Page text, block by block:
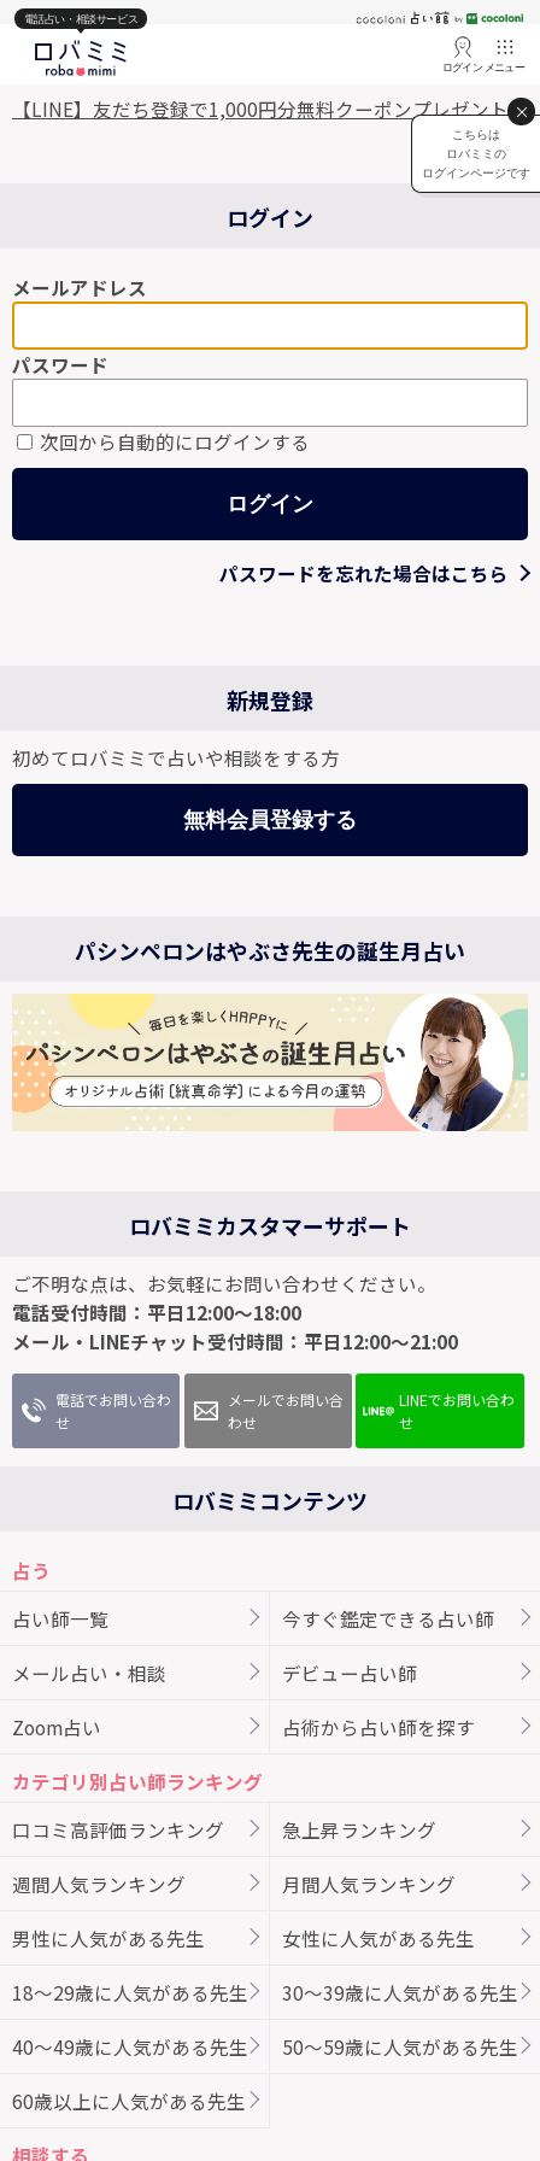
電話占い・相談サービス
ログイン メニュー
【LINE】友だち登録で1,000円分無料クーポンプレゼント♡
こちらは
ロバミミの
ログインページです
ログイン
メールアドレス
パスワード
次回から自動的にログインする
ログイン
パスワードを忘れた場合はこちら
新規登録
初めてロバミミで占いや相談をする方
無料会員登録する
パシンペロンはやぶさ先生の誕生月占い
ロバミミカスタマーサポート
ご不明な点は、お気軽にお問い合わせください。
電話受付時間：平日12:00～18:00
メール・LINEチャット受付時間：平日12:00～21:00
電話でお問い合わ
せ
メールでお問い合
わせ
LINEでお問い合わ
せ
ロバミミコンテンツ
占う
占い師一覧
今すぐ鑑定できる占い師
メール占い・相談 デビュー占い師
Zoom占い 占術から占い師を探す
カテゴリ別占い師ランキング
口コミ高評価ランキング
急上昇ランキング
週間人気ランキング 月間人気ランキング
男性に人気がある先生 女性に人気がある先生
18～29歳に人気がある先生 30～39歳に人気がある先生
40～49歳に人気がある先生 50～59歳に人気がある先生
60歳以上に人気がある先生
相談する